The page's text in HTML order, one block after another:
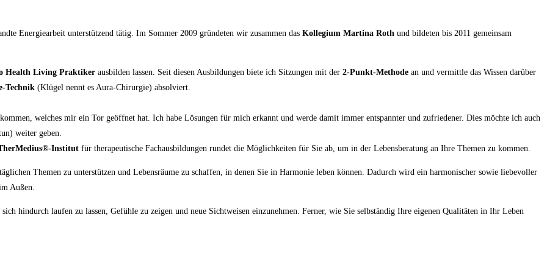
Energiearbeit unterstützend tätig. Im Sommer 2009 gründeten wir zusammen das Kollegium Martina Roth und bildeten bis 2011 gemeinsam
Health Living Praktiker ausbilden lassen. Seit diesen Ausbildungen biete ich Sitzungen mit der 2-Punkt-Methode an und vermittle das Wissen darüber
Technik (Klügel nennt es Aura-Chirurgie) absolviert.
welches mir ein Tor geöffnet hat. Ich habe Lösungen für mich erkannt und werde damit immer entspannter und zufriedener. Dies möchte ich auch
weiter geben.
Institut für therapeutische Fachausbildungen rundet die Möglichkeiten für Sie ab, um in der Lebensberatung an Ihre Themen zu kommen.
Themen zu unterstützen und Lebensräume zu schaffen, in denen Sie in Harmonie leben können. Dadurch wird ein harmonischer sowie liebevoller
Außen.
hindurch laufen zu lassen, Gefühle zu zeigen und neue Sichtweisen einzunehmen. Ferner, wie Sie selbständig Ihre eigenen Qualitäten in Ihr Leben